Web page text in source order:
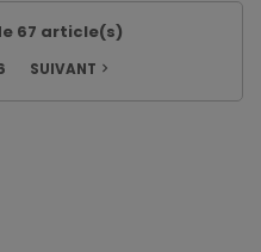
67 article(s)
SUIVANT navigate_next